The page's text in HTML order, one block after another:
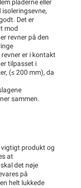
pladerne eller
Det er
mod
revner på den
er i kontakt
tilpasset i
(≤ 200 mm), da
sammen.
vigtigt produkt og
at
det nøje
på
helt lukkede